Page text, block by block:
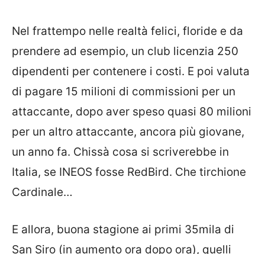
Nel frattempo nelle realtà felici, floride e da
prendere ad esempio, un club licenzia 250
dipendenti per contenere i costi. E poi valuta
di pagare 15 milioni di commissioni per un
attaccante, dopo aver speso quasi 80 milioni
per un altro attaccante, ancora più giovane,
un anno fa. Chissà cosa si scriverebbe in
Italia, se INEOS fosse RedBird. Che tirchione
Cardinale…
E allora, buona stagione ai primi 35mila di
San Siro (in aumento ora dopo ora), quelli